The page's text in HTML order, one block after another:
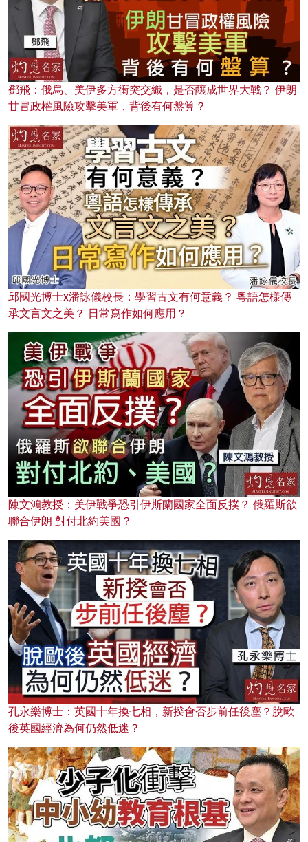
鄧飛：俄烏、美伊多方衝突交織，是否釀成世界大戰？ 伊朗
甘冒政權風險攻擊美軍，背後有何盤算？
邱國光博士x潘詠儀校長：學習古文有何意義？ 粵語怎樣傳
承文言文之美？ 日常寫作如何應用？
陳文鴻教授：美伊戰爭恐引伊斯蘭國家全面反撲？ 俄羅斯欲
聯合伊朗 對付北約美國？
孔永樂博士：英國十年換七相，新揆會否步前任後塵？脫歐
後英國經濟為何仍然低迷？